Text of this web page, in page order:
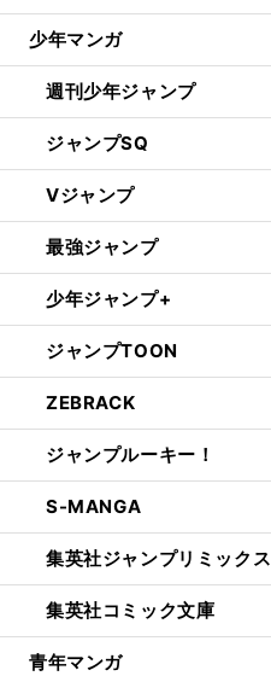
少年マンガ
週刊少年ジャンプ
ジャンプSQ
Vジャンプ
最強ジャンプ
少年ジャンプ+
ジャンプTOON
ZEBRACK
ジャンプルーキー！
S-MANGA
集英社ジャンプリミックス
集英社コミック文庫
青年マンガ